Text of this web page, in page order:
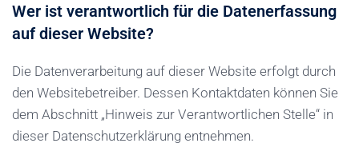
Wer ist verantwortlich für die Datenerfassung
auf dieser Website?
Die Datenverarbeitung auf dieser Website erfolgt durch
den Websitebetreiber. Dessen Kontaktdaten können Sie
dem Abschnitt „Hinweis zur Verantwortlichen Stelle“ in
dieser Datenschutzerklärung entnehmen.